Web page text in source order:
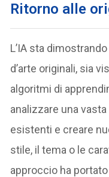
Ritorno alle
L’IA sta
d’arte originali, sia
algoritmi di
analizzare una
esistenti e creare
stile, il tema o le
approccio ha